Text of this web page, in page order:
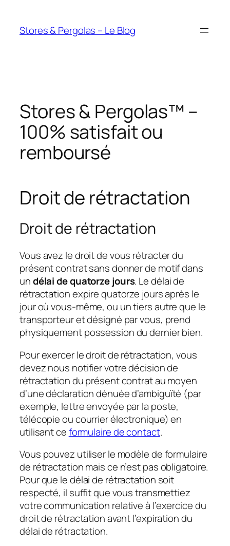
contenu
Stores & Pergolas – Le Blog
Stores & Pergolas™ –
100% satisfait ou
remboursé
Droit de rétractation
Droit de rétractation
Vous avez le droit de vous rétracter du
présent contrat sans donner de motif dans
undélai de quatorze jours. Le délai de
rétractation expire quatorze jours après le
jour où vous-même, ou un tiers autre que le
transporteur et désigné par vous, prend
physiquement possession du dernier bien.
Pour exercer le droit de rétractation, vous
devez nous notifier votre décision de
rétractation du présent contrat au moyen
d’une déclaration dénuée d’ambiguïté (par
exemple, lettre envoyée par la poste,
télécopie ou courrier électronique) en
utilisant ceformulaire de contact.
Vous pouvez utiliser le modèle de formulaire
de rétractation mais ce n’est pas obligatoire.
Pour que le délai de rétractation soit
respecté, il suffit que vous transmettiez
votre communication relative à l’exercice du
droit de rétractation avant l’expiration du
délai de rétractation.